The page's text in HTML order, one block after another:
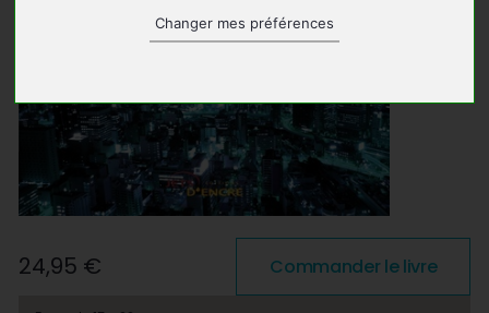
Changer mes préférences
24,95 € Commander le livre